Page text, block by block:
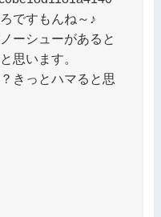
ですもんね～♪
ーシューがあると
思います。
きっとハマると思